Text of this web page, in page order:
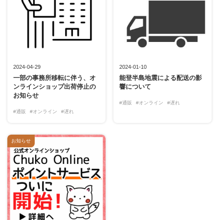
2024-04-29
一部の事務所移転に伴う、オ
ンラインショップ出荷停止の
お知らせ
#通販 #オンライン #遅れ
2024-01-10
能登半島地震による配送の影
響について
#通販 #オンライン #遅れ
お知らせ